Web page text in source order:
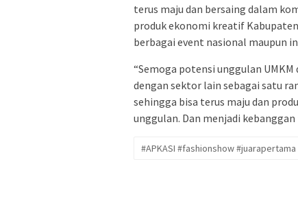
terus maju dan bersaing dalam
produk ekonomi kreatif
berbagai event nasional maupun
“Semoga potensi unggulan
dengan sektor lain sebagai satu
sehingga bisa terus maju dan
unggulan. Dan menjadi
#APKASI #fashionshow